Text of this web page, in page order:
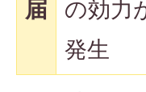
届
の効力
発生